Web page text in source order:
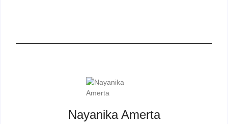
Nayanika Amerta